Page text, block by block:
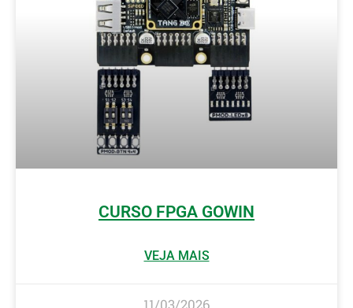
CURSO FPGA GOWIN
VEJA MAIS